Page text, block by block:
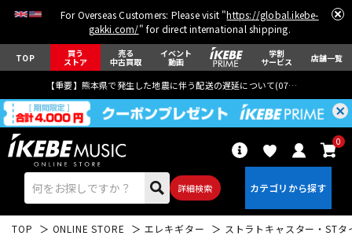
For Overseas Customers: Please visit "https://global.ikebe-
gakki.com/" for direct international shipping.
TOP 買う
ストア
売る
中古買取
イベント
動画
学割
サービス 店舗一覧
【重要】熊本県で発生した地震に伴う配送の遅延について(07月29日
詳細検索
0
TOP ONLINE STORE エレキギター ストラトキャスター・STタ